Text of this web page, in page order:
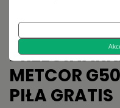
METCOR
PIŁA GRATIS